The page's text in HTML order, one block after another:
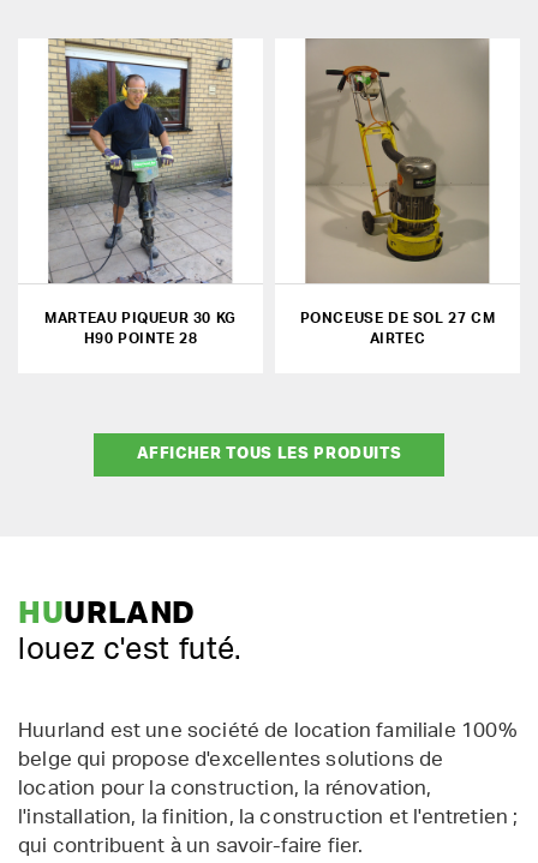
MARTEAU PIQUEUR 30 KG
H90 POINTE 28
PONCEUSE DE SOL 27 CM
AIRTEC
AFFICHER TOUS LES PRODUITS
HUURLAND
louez c'est futé.
Huurland est une société de location familiale 100%
belge qui propose d'excellentes solutions de
location pour la construction, la rénovation,
l'installation, la finition, la construction et l'entretien ;
qui contribuent à un savoir-faire fier.